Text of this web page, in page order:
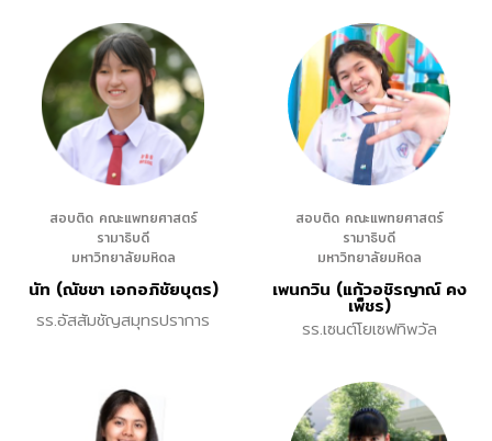
สอบติด คณะแพทยศาสตร์
รามาธิบดี
มหาวิทยาลัยมหิดล
นัท (ณัชชา เอกอภิชัยบุตร)
รร.อัสสัมชัญสมุทรปราการ
สอบติด คณะแพทยศาสตร์
รามาธิบดี
มหาวิทยาลัยมหิดล
เพนกวิน (แก้วอชิรญาณ์ คง
เพ็ชร)
รร.เซนต์โยเซฟทิพวัล